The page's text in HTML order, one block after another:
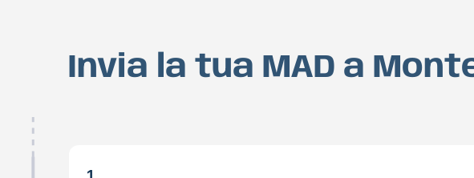
Invia la tua MAD a